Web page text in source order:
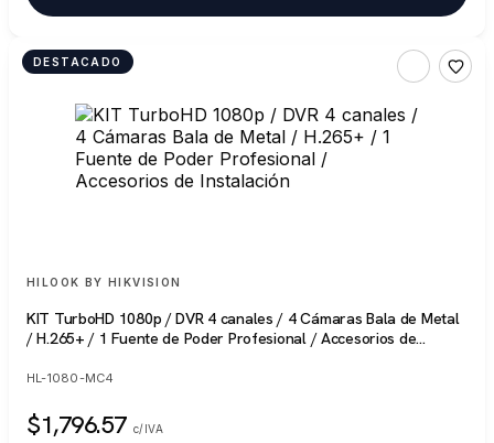
DESTACADO
HILOOK BY HIKVISION
KIT TurboHD 1080p / DVR 4 canales / 4 Cámaras Bala de Metal
/ H.265+ / 1 Fuente de Poder Profesional / Accesorios de
HL-1080-MC4
$1,796.57 c/IVA